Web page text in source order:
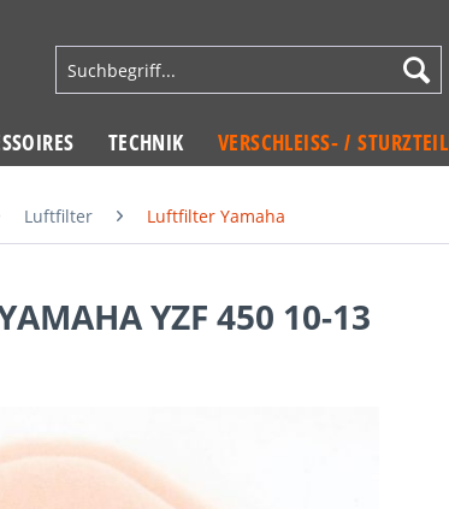
TECHNIK VERSCHLEISS- / STURZTEILE
Luftfilter Luftfilter Yamaha
YZF 450 10-13